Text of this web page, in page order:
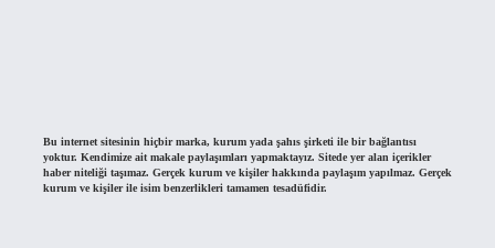
Bu internet sitesinin hiçbir marka, kurum yada şahıs şirketi ile bir bağlantısı
yoktur. Kendimize ait makale paylaşımları yapmaktayız. Sitede yer alan içerikler
haber niteliği taşımaz. Gerçek kurum ve kişiler hakkında paylaşım yapılmaz. Gerçek
kurum ve kişiler ile isim benzerlikleri tamamen tesadüfidir.